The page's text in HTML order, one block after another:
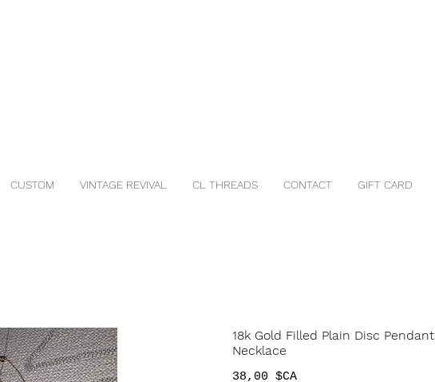
CUSTOM VINTAGE REVIVAL CL THREADS CONTACT GIFT CARD
18k Gold Filled Plain Disc Pendant
Necklace
38,00 $CAPrix